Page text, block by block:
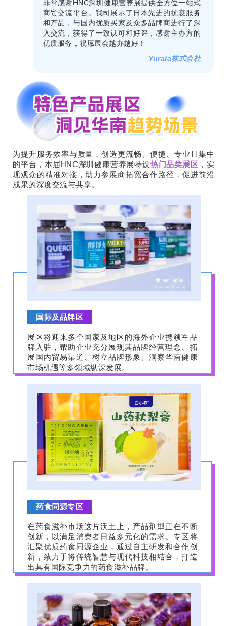
非常感谢HNC深圳健康营养展提供全方位一站式
商贸交流平台。我司展示了日本先进的抗衰服务
和产品，与国内优质买家及众多品牌商进行了深
入交流，获得了一致认可和好评，感谢主办方的
优质服务，祝愿展会越办越好！
Yurala株式会社
为提升服务效率与质量，创造更流畅、便捷、专业且集中
的平台，本届HNC深圳健康营养展特设热门品类展区 ，实
现观众的精准对接，助力参展商拓宽合作路径，促进前沿
成果的深度交流与共享。
国际及品牌区
展区将迎来多个国家及地区的海外企业携领军品
牌入驻，帮助企业充分展现其品牌经营理念、拓
展国内贸易渠道、树立品牌形象、洞察华南健康
市场机遇等多领域纵深发展。
药食同源专区
在药食滋补市场这片沃土上，产品剂型正在不断
创新，以满足消费者日益多元化的需求。专区将
汇聚优质药食同源企业，通过自主研发和合作创
新，致力于将传统智慧与现代科技相结合，打造
出具有国际竞争力的药食滋补品牌。